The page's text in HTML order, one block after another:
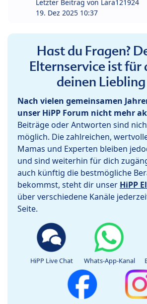
Letzter Beitrag von Lara121924
19. Dez 2025 10:37
Hast du Fragen?
Elternservice ist für
deinen
Nach vielen gemeinsamen
unser HiPP Forum nicht mehr
Beiträge oder Antworten sind
möglich. Die zahlreichen,
Mamas und Experten bleiben
und sind weiterhin für dich
auch künftig die bestmögliche
bekommst, steht dir unser HiPP
über verschiedene Kanäle
Seite.
HiPP Live Chat Whats-App-Kanal